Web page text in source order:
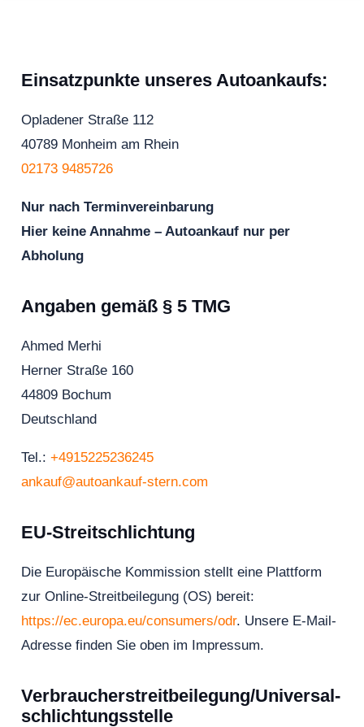
Einsatzpunkte unseres Autoankaufs:
Opladener Straße 112
40789 Monheim am Rhein
02173 9485726
Nur nach Terminvereinbarung
Hier keine Annahme – Autoankauf nur per
Abholung
Angaben gemäß § 5 TMG
Ahmed Merhi
Herner Straße 160
44809 Bochum
Deutschland
Tel.: +4915225236245
ankauf@autoankauf-stern.com
EU-Streitschlichtung
Die Europäische Kommission stellt eine Plattform
zur Online-Streitbeilegung (OS) bereit:
https://ec.europa.eu/consumers/odr. Unsere E-Mail-
Adresse finden Sie oben im Impressum.
Verbraucher­streit­beilegung/Universal­
schlichtungs­stelle